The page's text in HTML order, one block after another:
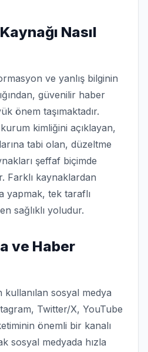
Nasıl
ve yanlış bilginin
güvenilir haber
önem taşımaktadır.
kimliğini açıklayan,
tabi olan, düzeltme
şeffaf biçimde
Farklı kaynaklardan
yapmak, tek taraflı
sağlıklı yoludur.
ve Haber
kullanılan sosyal medya
Twitter/X, YouTube
önemli bir kanalı
sosyal medyada hızla